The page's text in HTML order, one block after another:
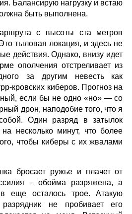
Балансирую нагрузку и встаю
быть выполнена.
с высоты ста метров
тыловая локация, и здесь не
действия. Однако, внизу идет
ополчения отстреливает из
за другим невесть как
кровских киберов. Прогноз на
если бы не одно «но» — со
дрон, наподобие того, что я
Один разряд в затылок
несколько минут, что более
чтобы киберы с их жвалами
бросает ружье и плачет от
– обойма разряжена, а
еще осталось трое. Атакую
не пробивает его